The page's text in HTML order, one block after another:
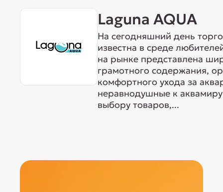
Laguna AQUA
На сегодняшний день
известна в среде
на рынке представлена
грамотного содержания,
комфортного ухода за
неравнодушные к
выбору товаров,...